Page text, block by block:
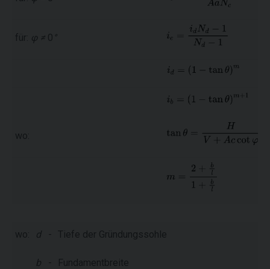
für: φ ≠ 0
wo:
wo: d - Tiefe der Gründungssohle
b - Fundamentbreite